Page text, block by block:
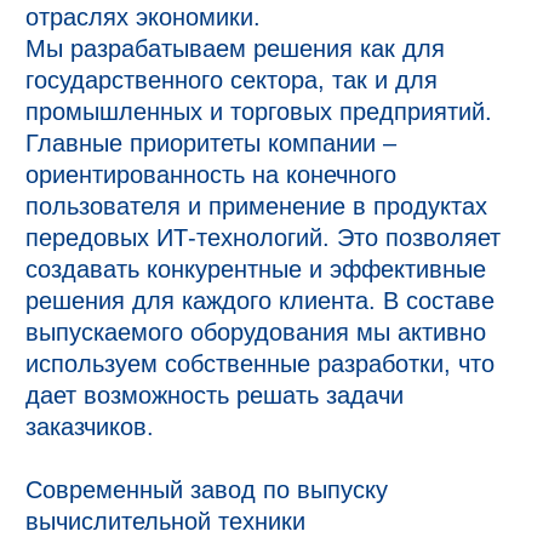
отраслях экономики.
Мы разрабатываем решения как для
государственного сектора, так и для
промышленных и торговых предприятий.
Главные приоритеты компании –
ориентированность на конечного
пользователя и применение в продуктах
передовых ИТ-технологий. Это позволяет
создавать конкурентные и эффективные
решения для каждого клиента. В составе
выпускаемого оборудования мы активно
используем собственные разработки, что
дает возможность решать задачи
заказчиков.
Современный завод по выпуску
вычислительной техники